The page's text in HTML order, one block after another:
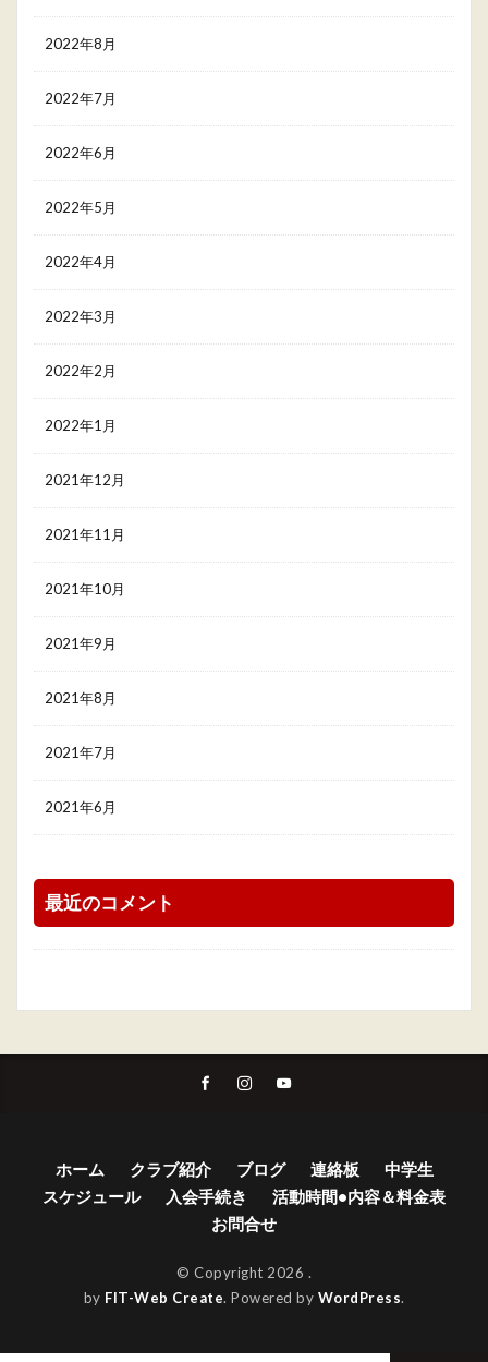
2022年8月
2022年7月
2022年6月
2022年5月
2022年4月
2022年3月
2022年2月
2022年1月
2021年12月
2021年11月
2021年10月
2021年9月
2021年8月
2021年7月
2021年6月
最近のコメント
ホーム クラブ紹介 ブログ 連絡板
中学生
スケジュール
入会手続き
活動時間•内容＆料金表
お問合せ
© Copyright 2026 .
by FIT-Web Create. Powered by WordPress.